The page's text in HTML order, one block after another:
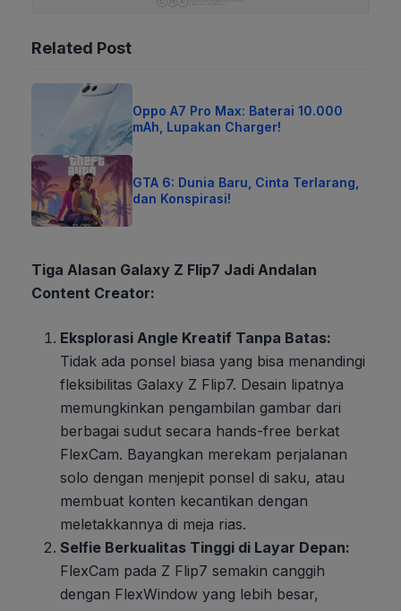
Related Post
Oppo A7 Pro Max: Baterai 10.000
mAh, Lupakan Charger!
GTA 6: Dunia Baru, Cinta Terlarang,
dan Konspirasi!
Tiga Alasan Galaxy Z Flip7 Jadi Andalan
Content Creator:
Eksplorasi Angle Kreatif Tanpa Batas:
Tidak ada ponsel biasa yang bisa menandingi
fleksibilitas Galaxy Z Flip7. Desain lipatnya
memungkinkan pengambilan gambar dari
berbagai sudut secara hands-free berkat
FlexCam. Bayangkan merekam perjalanan
solo dengan menjepit ponsel di saku, atau
membuat konten kecantikan dengan
meletakkannya di meja rias.
Selfie Berkualitas Tinggi di Layar Depan:
FlexCam pada Z Flip7 semakin canggih
dengan FlexWindow yang lebih besar,